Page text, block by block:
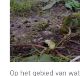
Op het gebied van